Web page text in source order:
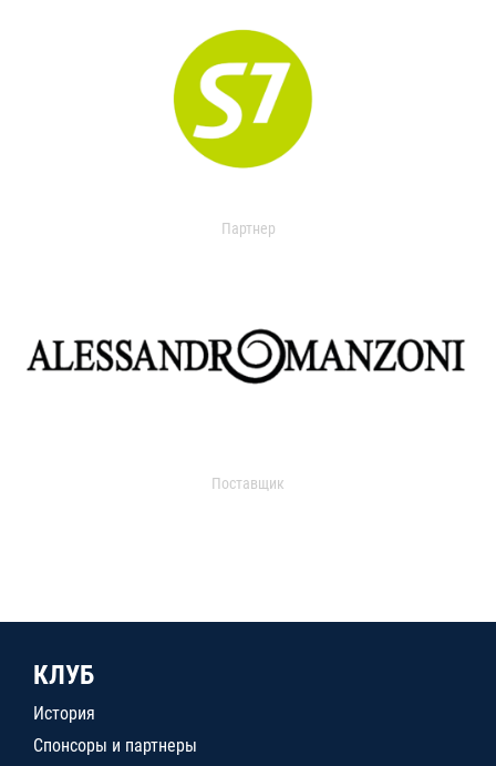
Партнер
Поставщик
КЛУБ
История
Спонсоры и партнеры